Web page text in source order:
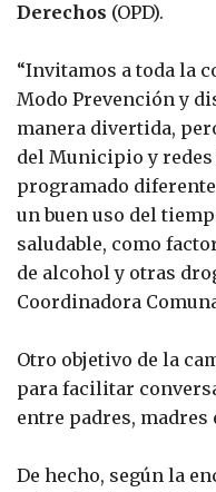
Derechos (OPD).
“Invitamos a toda la
Modo Prevención y
manera divertida,
del Municipio y
programado
un buen uso del
saludable, como
de alcohol y otras
Coordinadora
Otro objetivo de la
para facilitar
entre padres, madres
De hecho, según la